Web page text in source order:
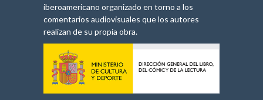
iberoamericano organizado en torno a los
comentarios audiovisuales que los autores
realizan de su propia obra.